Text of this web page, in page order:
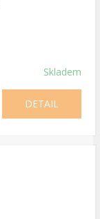
Skladem
DETAIL